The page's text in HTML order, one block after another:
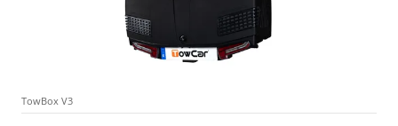
TowBox V3